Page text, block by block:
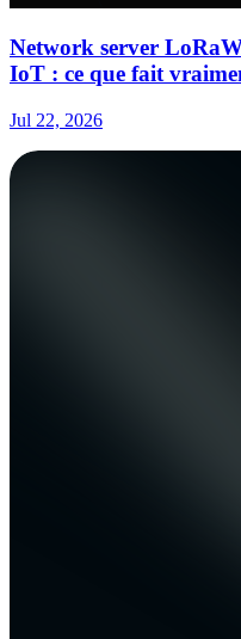
Network server
IoT : ce que fait
Jul 22, 2026